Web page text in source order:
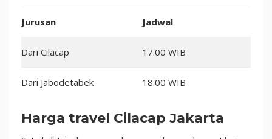
Jurusan Jadwal
Dari Cilacap 17.00 WIB
Dari Jabodetabek 18.00 WIB
Harga travel Cilacap Jakarta